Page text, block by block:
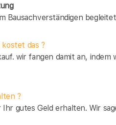
Bausachverständigen
kostet das ?
wir fangen damit an, indem
?
gutes Geld erhalten. Wir